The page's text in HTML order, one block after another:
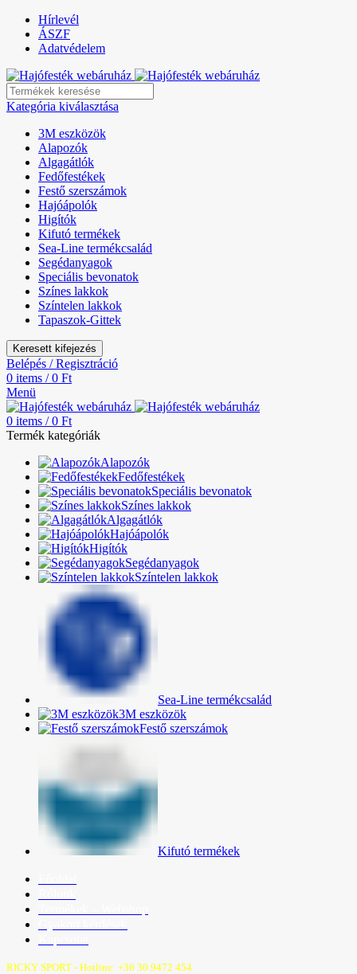
Hírlevél
ÁSZF
Adatvédelem
Kategória kiválasztása
3M eszközök
Alapozók
Algagátlók
Fedőfestékek
Festő szerszámok
Hajóápolók
Higítók
Kifutó termékek
Sea-Line termékcsalád
Segédanyagok
Speciális bevonatok
Színes lakkok
Színtelen lakkok
Tapaszok-Gittek
Keresett kifejezés
Belépés / Regisztráció
0 items / 0 Ft
Menü
0 items / 0 Ft
Termék kategóriák
Alapozók
Fedőfestékek
Speciális bevonatok
Színes lakkok
Algagátlók
Hajóápolók
Higítók
Segédanyagok
Színtelen lakkok
Sea-Line termékcsalád
3M eszközök
Festő szerszámok
Kifutó termékek
RICKY SPORT - Hotline: +36 30 9472 454